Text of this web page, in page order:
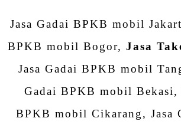
Jasa Gadai BPKB mobil
BPKB mobil Bogor, Jasa
Jasa Gadai BPKB mobil
Gadai BPKB mobil Bekasi,
BPKB mobil Cikarang, Jasa